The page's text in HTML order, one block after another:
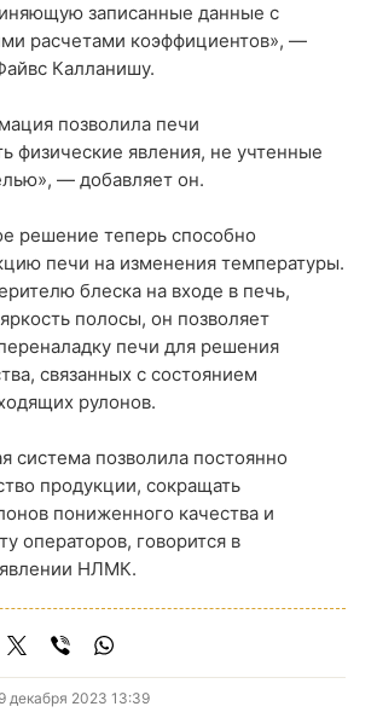
записанные данные с
расчетами коэффициентов», —
Калланишу.
позволила печи
физические явления, не учтенные
— добавляет он.
решение теперь способно
печи на изменения температуры.
блеска на входе в печь,
полосы, он позволяет
печи для решения
связанных с состоянием
рулонов.
система позволила постоянно
продукции, сокращать
пониженного качества и
операторов, говорится в
НЛМК.
декабря 2023 13:39